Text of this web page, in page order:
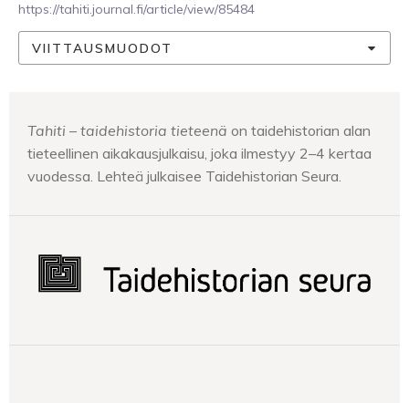
https://tahiti.journal.fi/article/view/85484
VIITTAUSMUODOT
Tahiti – taidehistoria tieteenä on taidehistorian alan
tieteellinen aikakausjulkaisu, joka ilmestyy 2–4 kertaa
vuodessa. Lehteä julkaisee Taidehistorian Seura.